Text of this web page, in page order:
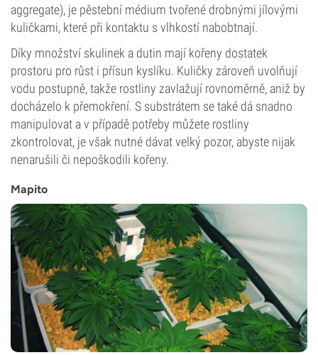
aggregate), je pěstební médium tvořené drobnými jílovými
kuličkami, které při kontaktu s vlhkostí nabobtnají.
Díky množství skulinek a dutin mají kořeny dostatek
prostoru pro růst i přísun kyslíku. Kuličky zároveň uvolňují
vodu postupně, takže rostliny zavlažují rovnoměrně, aniž by
docházelo k přemokření. S substrátem se také dá snadno
manipulovat a v případě potřeby můžete rostliny
zkontrolovat, je však nutné dávat velký pozor, abyste nijak
nenarušili či nepoškodili kořeny.
Mapito